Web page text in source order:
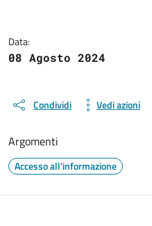
Data:
08 Agosto 2024
Condividi Vedi azioni
Argomenti
Accesso all'informazione